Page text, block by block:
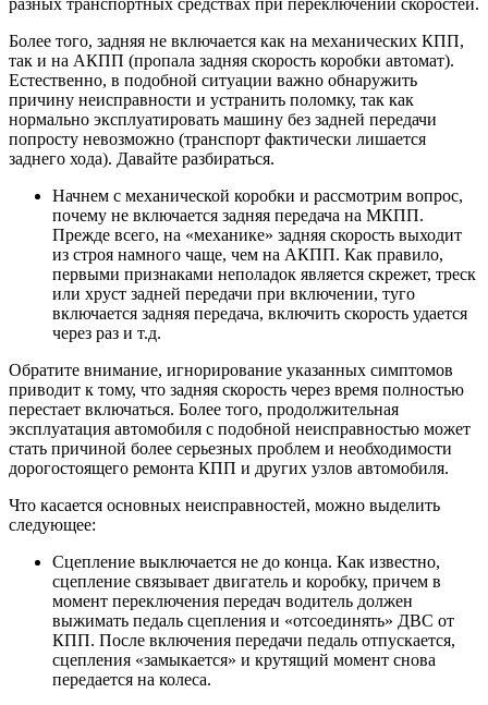
Более того, задняя не включается как на механических КПП,
так и на АКПП (пропала задняя скорость коробки автомат).
Естественно, в подобной ситуации важно обнаружить
причину неисправности и устранить поломку, так как
нормально эксплуатировать машину без задней передачи
попросту невозможно (транспорт фактически лишается
заднего хода). Давайте разбираться.
Начнем с механической коробки и рассмотрим вопрос,
почему не включается задняя передача на МКПП.
Прежде всего, на «механике» задняя скорость выходит
из строя намного чаще, чем на АКПП. Как правило,
первыми признаками неполадок является скрежет, треск
или хруст задней передачи при включении, туго
включается задняя передача, включить скорость удается
через раз и т.д.
Обратите внимание, игнорирование указанных симптомов
приводит к тому, что задняя скорость через время полностью
перестает включаться. Более того, продолжительная
эксплуатация автомобиля с подобной неисправностью может
стать причиной более серьезных проблем и необходимости
дорогостоящего ремонта КПП и других узлов автомобиля.
Что касается основных неисправностей, можно выделить
следующее:
Сцепление выключается не до конца. Как известно,
сцепление связывает двигатель и коробку, причем в
момент переключения передач водитель должен
выжимать педаль сцепления и «отсоединять» ДВС от
КПП. После включения передачи педаль отпускается,
сцепления «замыкается» и крутящий момент снова
передается на колеса.